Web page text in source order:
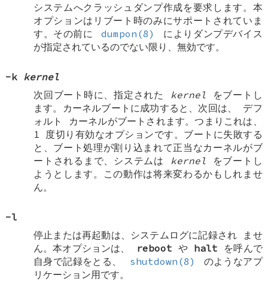
システムへクラッシュダンプ作成を要求します。本
オプションはリブート時のみにサポートされていま
す。その前に
dumpon(8)
によりダンプデバイス
が指定されているのでない限り、無効です。
-k kernel
次回ブート時に、指定された
kernel をブートし
ます。カーネルブートに成功すると、次回は、 デフ
ォルト
カーネルがブートされます。つまりこれは、
1 度切り有効なオプションです。ブートに失敗する
と、ブート処理が割り込まれて正当なカーネルがブ
ートされるまで、システムは
kernel をブートし
ようとします。この動作は将来変わるかもしれませ
ん。
-l
停止または再起動は、システムログに記録され
ませ
ん。本オプションは、 reboot や halt を呼んで
自身で記録をとる、
shutdown(8)
のようなアプ
リケーション用です。